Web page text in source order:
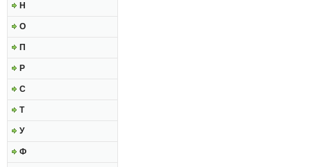
Н
О
П
Р
С
Т
У
Ф